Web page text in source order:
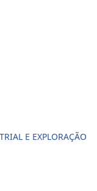
E EXPLORAÇÃO